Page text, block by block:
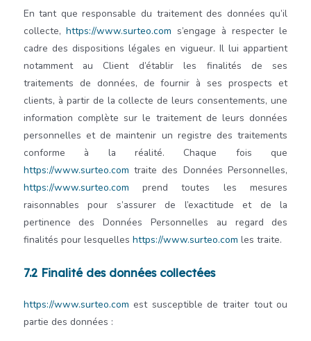
En tant que responsable du traitement des données qu’il
collecte,https://www.surteo.com s’engage à respecter le
cadre des dispositions légales en vigueur. Il lui appartient
notamment au Client d’établir les finalités de ses
traitements de données, de fournir à ses prospects et
clients, à partir de la collecte de leurs consentements, une
information complète sur le traitement de leurs données
personnelles et de maintenir un registre des traitements
conforme à la réalité. Chaque fois que
https://www.surteo.com traite des Données Personnelles,
https://www.surteo.com prend toutes les mesures
raisonnables pour s’assurer de l’exactitude et de la
pertinence des Données Personnelles au regard des
finalités pour lesquelles https://www.surteo.com les traite.
7.2 Finalité des données collectées
https://www.surteo.com est susceptible de traiter tout ou
partie des données :